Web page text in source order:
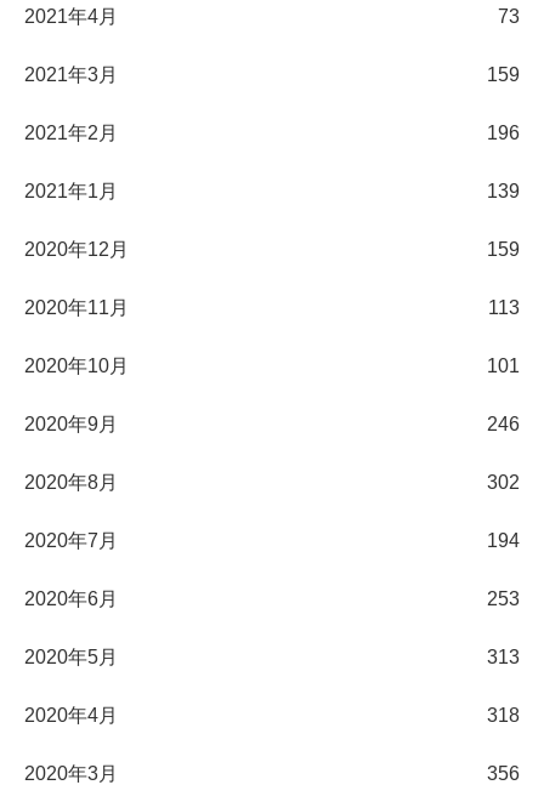
2021年4月 73
2021年3月 159
2021年2月 196
2021年1月 139
2020年12月 159
2020年11月 113
2020年10月 101
2020年9月 246
2020年8月 302
2020年7月 194
2020年6月 253
2020年5月 313
2020年4月 318
2020年3月 356